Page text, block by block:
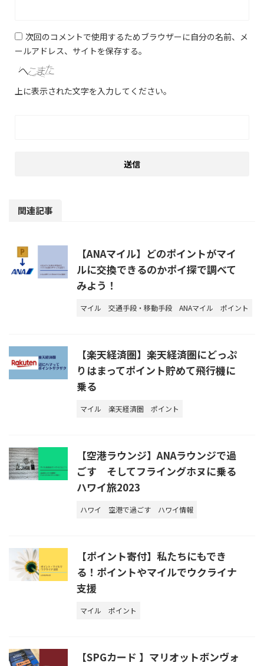
次回のコメントで使用するためブラウザーに自分の名前、メ
ールアドレス、サイトを保存する。
上に表示された文字を入力してください。
関連記事
【ANAマイル】どのポイントがマイ
ルに交換できるのかポイ探で調べて
みよう！
マイル 交通手段・移動手段 ANAマイル ポイント
【楽天経済圏】楽天経済圏にどっぷ
りはまってポイント貯めて飛行機に
乗る
マイル 楽天経済圏 ポイント
【空港ラウンジ】ANAラウンジで過
ごす そしてフライングホヌに乗る
ハワイ旅2023
ハワイ 空港で過ごす ハワイ情報
【ポイント寄付】私たちにもでき
る！ポイントやマイルでウクライナ
支援
マイル ポイント
【SPGカード 】マリオットボンヴォ